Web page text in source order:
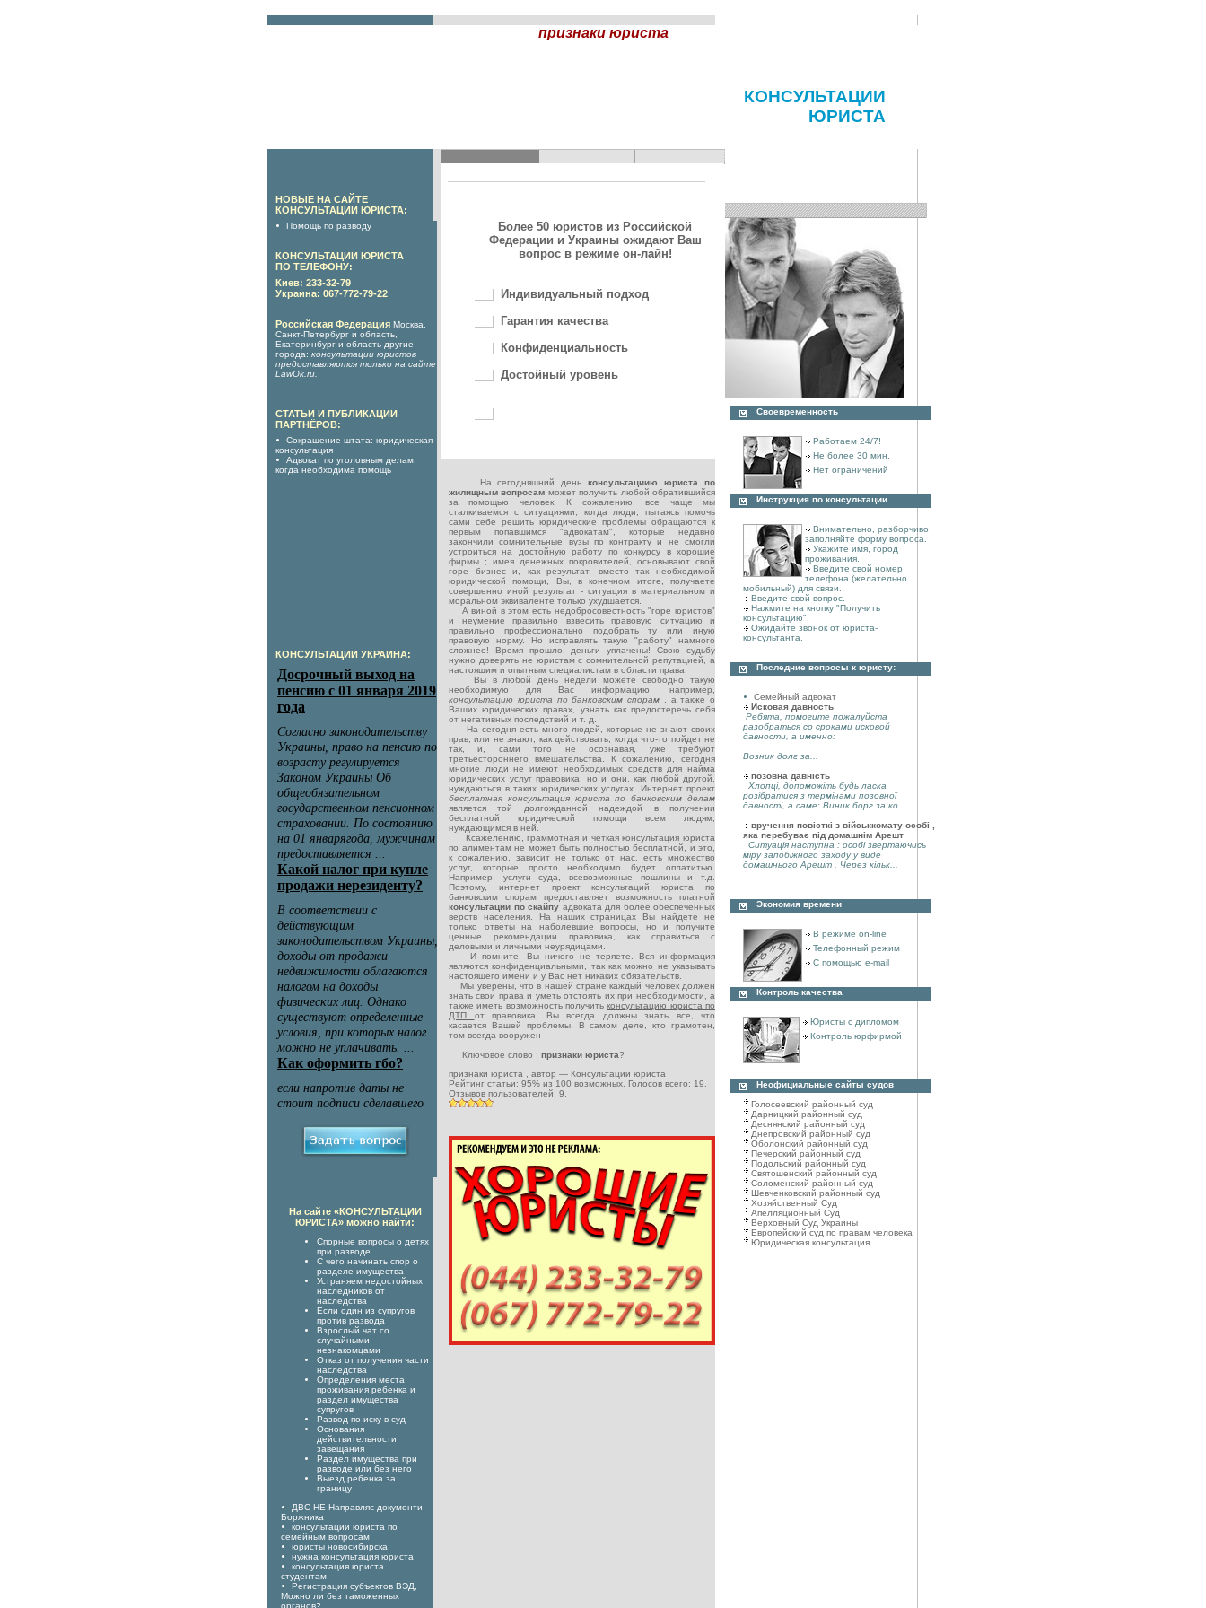
признаки юриста
КОНСУЛЬТАЦИИ
ЮРИСТА
НОВЫЕ НА САЙТЕ
КОНСУЛЬТАЦИИ ЮРИСТА:
Помощь по разводу
КОНСУЛЬТАЦИИ ЮРИСТА
ПО ТЕЛЕФОНУ:
Киев: 233-32-79
Украина: 067-772-79-22
Российская Федерация Москва,
Санкт-Петербург и область,
Екатеринбург и область другие
города: консультации юристов
предоставляются только на сайте
LawOk.ru
СТАТЬИ И ПУБЛИКАЦИИ
ПАРТНЁРОВ:
Сокращение штата: юридическая
консультация
Адвокат по уголовным делам:
когда необходима помощь
КОНСУЛЬТАЦИИ УКРАИНА:
Более 50 юристов из Российской
Федерации и Украины ожидают Ваш
вопрос в режиме он-лайн!
Индивидуальный подход
Гарантия качества
Конфиденциальность
Достойный уровень
На сегодняшний деньконсультациию юриста по
жилищным вопросам может получить любой обратившийся
за помощью человек. К сожалению, все чаще мы
сталкиваемся с ситуациями, когда люди, пытаясь помочь
сами себе решить юридические проблемы обращаются к
первым попавшимся "адвокатам", которые недавно
закончили сомнительные вузы по контракту и не смогли
устроиться на достойную работу по конкурсу в хорошие
фирмы ; имея денежных покровителей, основывают свой
горе бизнес и, как результат, вместо так необходимой
юридической помощи, Вы, в конечном итоге, получаете
совершенно иной результат - ситуация в материальном и
моральном эквиваленте только ухудшается.
А виной в этом есть недобросовестность "горе юристов"
и неумение правильно взвесить правовую ситуацию и
правильно профессионально подобрать ту или иную
правовую норму. Но исправлять такую "работу" намного
сложнее! Время прошло, деньги уплачены! Свою судьбу
нужно доверять не юристам с сомнительной репутацией, а
настоящим и опытным специалистам в области права.
Вы в любой день недели можете свободно такую
необходимую для Вас информацию, например,
консультацию юриста по банковским спорам
, а также о
Ваших юридических правах, узнать как предостеречь себя
от негативных последствий и т. д.
На сегодня есть много людей, которые не знают своих
прав, или не знают, как действовать, когда что-то пойдет не
так, и, сами того не осознавая, уже требуют
третьестороннего вмешательства. К сожалению, сегодня
многие люди не имеют необходимых средств для найма
юридических услуг правовика, но и они, как любой другой,
нуждаються в таких юридических услугах. Интернет проект
бесплатная консультация юриста по банковским делам
является той долгожданной надеждой в получении
бесплатной юридической помощи всем людям,
нуждающимся в ней.
Ксажелению, граммотная и чёткая консультация юриста
по алиментам не может быть полностью бесплатной, и это,
к сожалению, зависит не только от нас, есть множество
услуг, которые просто необходимо будет оплатитью.
Например, услуги суда, всевозможные пошлины и т.д.
Поэтому, интернет проект консультаций юриста по
банковским спорам предоставляет возможность платной
консультации по скайпу адвоката для более обеспеченных
верств населения. На наших страницах Вы найдете не
только ответы на наболевшие вопросы, но и получите
ценные рекомендации правовика, как справиться с
деловыми и личными неурядицами.
И помните, Вы ничего не теряете. Вся информация
являются конфиденциальными, так как можно не указывать
настоящего имени и у Вас нет никаких обязательств.
Мы уверены, что в нашей стране каждый человек должен
знать свои права и уметь отстоять их при необходимости, а
также иметь возможность получитьконсультацию юриста по
ДТП от правовика. Вы всегда должны знать все, что
касается Вашей проблемы. В самом деле, кто грамотен,
том всегда вооружен
Ключовое слово : признаки юриста?
признаки юриста
, автор — Консультации юриста
Рейтинг статьи: 95% из 100 возможных. Голосов всего: 19
Отзывов пользователей: 9
Своевременность
Работаем 24/7!
Не более 30 мин.
Нет ограничений
Инструкция по консультации
Внимательно, разборчиво
заполняйте форму вопроса.
Укажите имя, город
проживания.
Введите свой номер
телефона (желательно
мобильный) для связи.
Введите свой вопрос.
Нажмите на кнопку "Получить
консультацию".
Ожидайте звонок от юриста-
консультанта.
Последние вопросы к юристу:
Семейный адвокат
Исковая давность
Ребята, помогите пожалуйста
разобраться со сроками исковой
давности, а именно:
Возник долг за...
позовна давність
Хлопці, допоможіть будь ласка
розібратися з термінами позовної
давності, а саме: Виник борг за ко...
вручення повісткі з військкомату особі ,
яка перебуває під домашнім Арешт
Ситуація наступна : особі звертаючись
міру запобіжного заходу у виде
домашнього Арешт . Через кільк...
Экономия времени
В режиме on-line
Телефонный режим
С помощью e-mail
Контроль качества
Юристы с дипломом
Контроль юрфирмой
Неофициальные сайты судов
Голосеевский районный cуд
Дарницкий районный cуд
Деснянский районный cуд
Днепровский районный cуд
Оболонский районный суд
Печерский районный cуд
Подольский районный cуд
Святошенский районный cуд
Соломенский районный cуд
Шевченковский районный cуд
Хозяйственный Суд
Апелляционный Суд
Верховный Суд Украины
Европейский суд по правам человека
Юридическая консультация
На сайте «КОНСУЛЬТАЦИИ
ЮРИСТА» можно найти:
Спорные вопросы о детях
при разводе
С чего начинать спор о
разделе имущества
Устраняем недостойных
наследников от
наследства
Если один из супругов
против развода
Взрослый чат со
случайными
незнакомцами
Отказ от получения части
наследства
Определения места
проживания ребенка и
раздел имущества
супругов
Развод по иску в суд
Основания
действительности
завещания
Раздел имущества при
разводе или без него
Выезд ребенка за
границу
ДВС НЕ Направляє документи
Боржника
консультации юриста по
семейным вопросам
юристы новосибирска
нужна консультация юриста
консультация юриста
студентам
Регистрация субъектов ВЭД,
Можно ли без таможенных
органов?